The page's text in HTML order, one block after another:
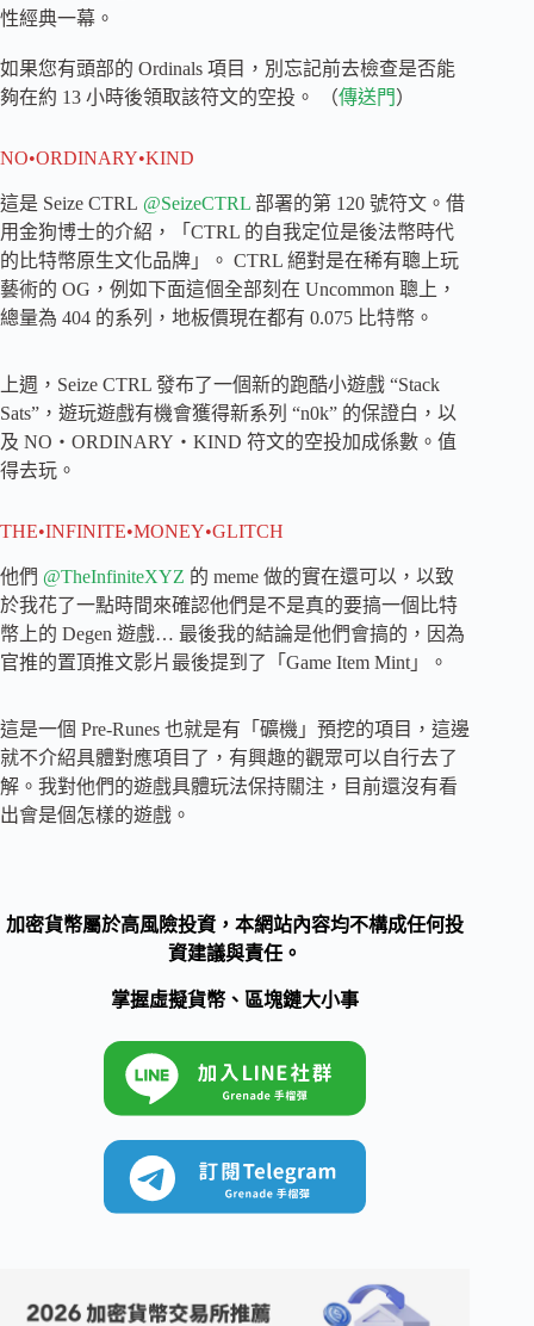
性經典一幕。
如果您有頭部的 Ordinals 項目，別忘記前去檢查是否能
夠在約 13 小時後領取該符文的空投。 （傳送門）
NO•ORDINARY•KIND
這是 Seize CTRL @SeizeCTRL 部署的第 120 號符文。借
用金狗博士的介紹，「CTRL 的自我定位是後法幣時代
的比特幣原生文化品牌」。 CTRL 絕對是在稀有聰上玩
藝術的 OG，例如下面這個全部刻在 Uncommon 聰上，
總量為 404 的系列，地板價現在都有 0.075 比特幣。
上週，Seize CTRL 發布了一個新的跑酷小遊戲 “Stack
Sats”，遊玩遊戲有機會獲得新系列 “n0k” 的保證白，以
及 NO・ORDINARY・KIND 符文的空投加成係數。值
得去玩。
THE•INFINITE•MONEY•GLITCH
他們 @TheInfiniteXYZ 的 meme 做的實在還可以，以致
於我花了一點時間來確認他們是不是真的要搞一個比特
幣上的 Degen 遊戲… 最後我的結論是他們會搞的，因為
官推的置頂推文影片最後提到了「Game Item Mint」。
這是一個 Pre-Runes 也就是有「礦機」預挖的項目，這邊
就不介紹具體對應項目了，有興趣的觀眾可以自行去了
解。我對他們的遊戲具體玩法保持關注，目前還沒有看
出會是個怎樣的遊戲。
加密貨幣屬於高風險投資，本網站內容均不構成任何投
資建議與責任。
掌握虛擬貨幣、區塊鏈大小事